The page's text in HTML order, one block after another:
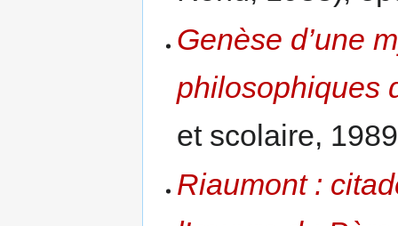
Genèse d’une
philosophiques
et scolaire,
Riaumont :